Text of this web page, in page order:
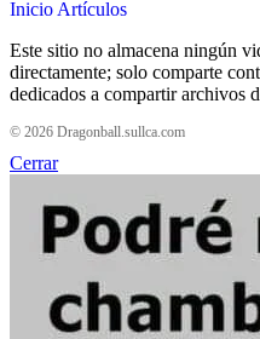
Inicio Artículos
Este sitio no almacena ningún
directamente; solo comparte
dedicados a compartir archivos
© 2026 Dragonball.sullca.com
Cerrar